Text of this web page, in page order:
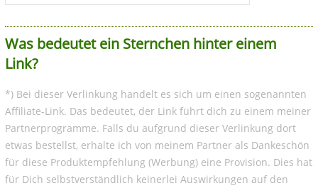
Was bedeutet ein Sternchen hinter einem
Link?
*) Bei dieser Verlinkung handelt es sich um einen sogenannten
Affiliate-Link. Das bedeutet, der Link führt dich zu einem meiner
Partnerprogramme. Falls du aufgrund dieser Verlinkung dort
etwas bestellst, erhalte ich von meinem Partner als Dankeschön
für diese Produktempfehlung (Werbung) eine Provision. Dies hat
für Dich selbstverständlich keinerlei Auswirkungen auf den